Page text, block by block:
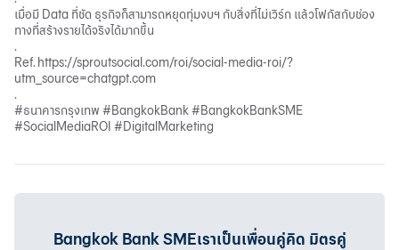
เมื่อมี Data ที่ชัด ธุรกิจก็สามารถหยุดทุ่มงบฯ กับสิ่งที่ไม่เวิร์ก แล้วโฟกัสกับช่อง
ทางที่สร้างรายได้จริงได้มากขึ้น
.
Ref. https://sproutsocial.com/roi/social-media-roi/?
utm_source=chatgpt.com
.
#ธนาคารกรุงเทพ #BangkokBank #BangkokBankSME
#SocialMediaROI #DigitalMarketing
Bangkok Bank SMEเราเป็นเพื่อนคู่คิด มิตรคู่